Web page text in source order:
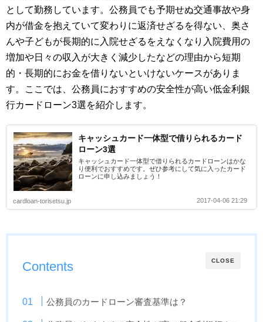
として勤務しています。公務員でも予期せぬ交通事故や身
内が借金を抱えていて変わりに返済せざるを得ない、奥さ
んや子どもが長期的に入院せざるをえなくなり入院費用の
増加や日々の収入が大きく減少したなどの理由から短期
的・長期的にお金を借りないといけないケースがありま
す。ここでは、公務員におすすめの安全性が高い低金利銀
行カードローン3選を紹介します。
キャッシュカード一体型で借りられるカード
ローン3選
キャッシュカード一体型で借りられるカードローンはかな
り便利でおすすめです。ぜひ参考にして気に入ったカード
ローンに申し込みましょう！
cardloan-torisetsu.jp 2017-04-06 21:29
CLOSE
Contents
公務員のカードローン審査基準は？